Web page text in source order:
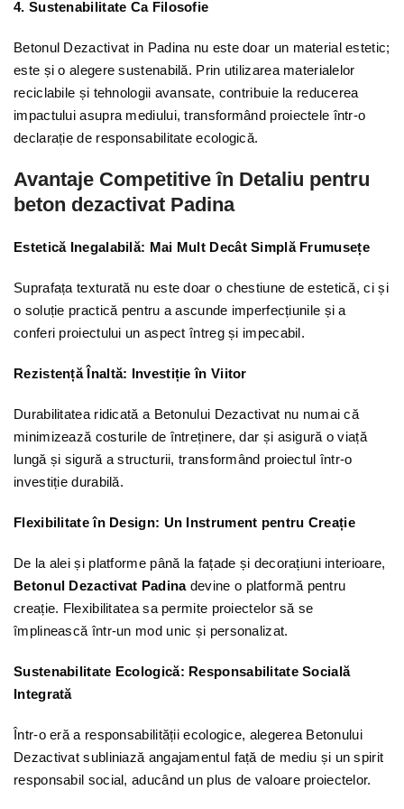
4. Sustenabilitate Ca Filosofie
Betonul Dezactivat in Padina nu este doar un material estetic;
este și o alegere sustenabilă. Prin utilizarea materialelor
reciclabile și tehnologii avansate, contribuie la reducerea
impactului asupra mediului, transformând proiectele într-o
declarație de responsabilitate ecologică.
Avantaje Competitive în Detaliu pentru
beton dezactivat Padina
Estetică Inegalabilă: Mai Mult Decât Simplă Frumusețe
Suprafața texturată nu este doar o chestiune de estetică, ci și
o soluție practică pentru a ascunde imperfecțiunile și a
conferi proiectului un aspect întreg și impecabil.
Rezistență Înaltă: Investiție în Viitor
Durabilitatea ridicată a Betonului Dezactivat nu numai că
minimizează costurile de întreținere, dar și asigură o viață
lungă și sigură a structurii, transformând proiectul într-o
investiție durabilă.
Flexibilitate în Design: Un Instrument pentru Creație
De la alei și platforme până la fațade și decorațiuni interioare,
Betonul Dezactivat Padinadevine o platformă pentru
creație. Flexibilitatea sa permite proiectelor să se
împlinească într-un mod unic și personalizat.
Sustenabilitate Ecologică: Responsabilitate Socială
Integrată
Într-o eră a responsabilității ecologice, alegerea Betonului
Dezactivat subliniază angajamentul față de mediu și un spirit
responsabil social, aducând un plus de valoare proiectelor.